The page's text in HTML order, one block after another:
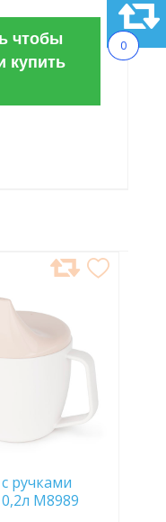
0
чтобы
купить
ручками
М8989